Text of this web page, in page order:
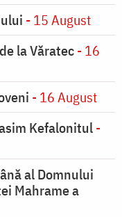
- 15 August
la Văratec- 16
- 16 August
Kefalonitul-
al Domnului
Mahrame a